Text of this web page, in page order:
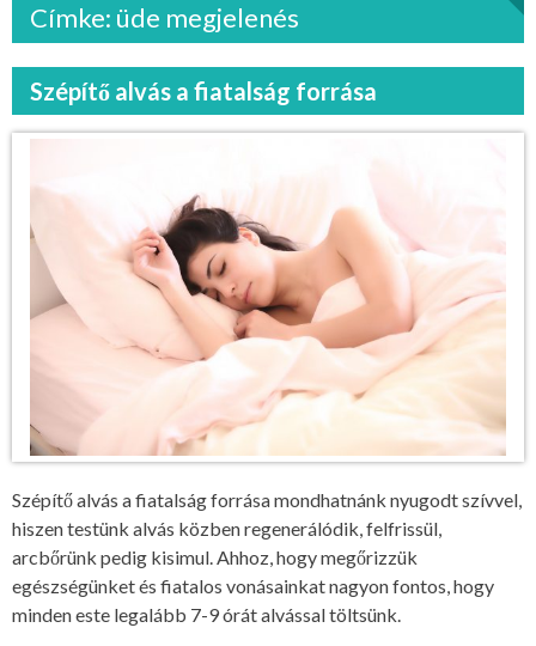
Címke: üde megjelenés
Szépítő alvás a fiatalság forrása
Szépítő alvás a fiatalság forrása mondhatnánk nyugodt szívvel,
hiszen testünk alvás közben regenerálódik, felfrissül,
arcbőrünk pedig kisimul. Ahhoz, hogy megőrizzük
egészségünket és fiatalos vonásainkat nagyon fontos, hogy
minden este legalább 7-9 órát alvással töltsünk.